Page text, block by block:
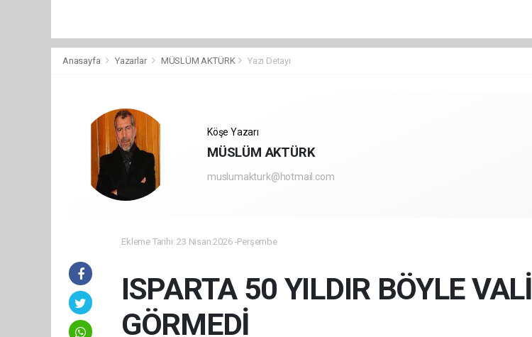
Anasayfa Yazarlar MÜSLÜM AKTÜRK Yazı Detayı
Köşe Yazarı
MÜSLÜM AKTÜRK
muslumakturk@hotmail.com
Ekleme Tarihi: 23 Nisan 2026 -Perşembe
ISPARTA 50 YILDIR BÖYLE VALİ
GÖRMEDİ